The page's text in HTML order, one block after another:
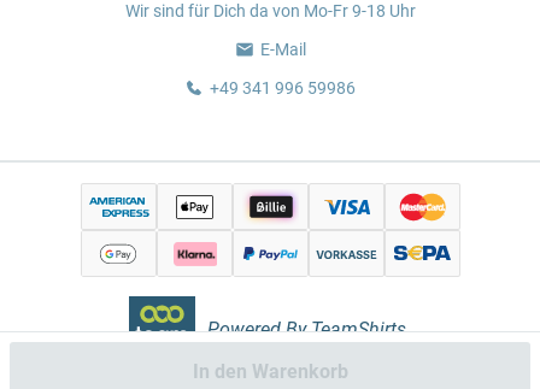
In den Warenkorb
Wir sind für Dich da von Mo-Fr 9-18 Uhr
E-Mail
+49 341 996 59986
Powered By TeamShirts.